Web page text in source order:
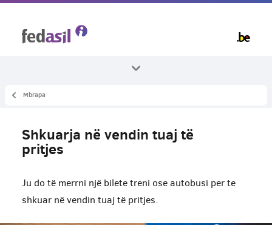
Te gjitha temat
Ne nje qender pritjeje
Mbrapa
Shkuarja në vendin tuaj të
pritjes
Ju do të merrni një bilete treni ose autobusi per te
shkuar në vendin tuaj të pritjes.